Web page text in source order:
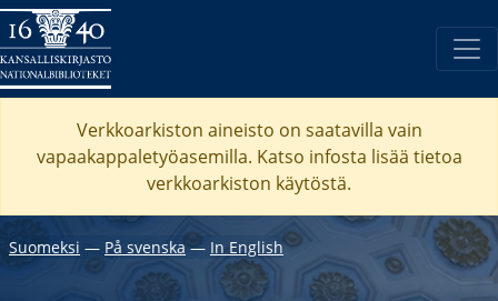
Verkkoarkiston aineisto on saatavilla vain
vapaakappaletyöasemilla. Katso infosta lisää tietoa
verkkoarkiston käytöstä.
Suomeksi ― På svenska― In English